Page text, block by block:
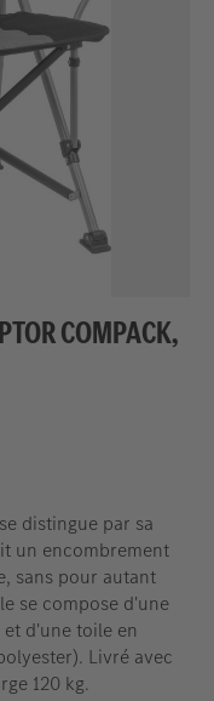
COMPACK,
distingue par sa
un encombrement
sans pour autant
se compose d'une
d'une toile en
Livré avec
120 kg.